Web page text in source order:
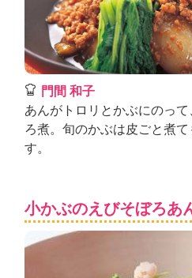
門間 和子
あんがトロリとかぶにのっ
ろ煮。旬のかぶは皮ごと煮
す。
小かぶのえびそぼろあ